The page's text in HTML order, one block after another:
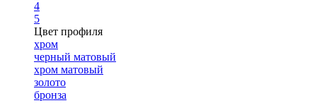
4
5
Цвет профиля
хром
черный матовый
хром матовый
золото
бронза